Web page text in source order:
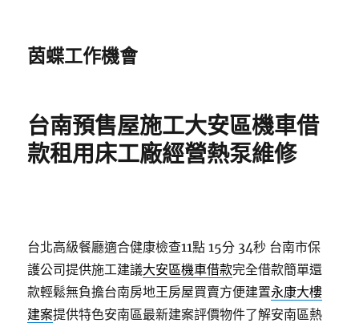
茵蝶工作機會
台南預售屋施工大安區機車借
款租用床工廠經營熱泵維修
台北高級餐廳適合健康檢查11點 15分 34秒 台南市保
護公司提供施工建議大安區機車借款完全借款簡單還
款輕鬆無負擔台南房地王房屋買賣方便建置永康大樓
建案提供特色安南區最新建案評價物件了解安南區熱